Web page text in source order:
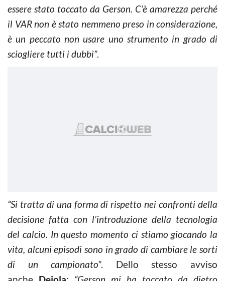
essere stato toccato da Gerson. C’è amarezza perché
il VAR non è stato nemmeno preso in considerazione,
è un peccato non usare uno strumento in grado di
sciogliere tutti i dubbi”.
“Si tratta di una forma di rispetto nei confronti della
decisione fatta con l’introduzione della tecnologia
del calcio. In questo momento ci stiamo giocando la
vita, alcuni episodi sono in grado di cambiare le sorti
di un campionato”. Dello stesso avviso